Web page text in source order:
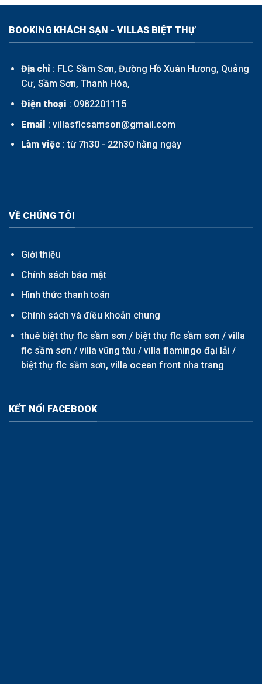
BOOKING KHÁCH SẠN - VILLAS BIỆT THỰ
Địa chỉ: FLC Sầm Sơn, Đường Hồ Xuân Hương, Quảng
Cư, Sầm Sơn, Thanh Hóa,
Điện thoại : 0982201115
Email : villasflcsamson@gmail.com
Làm việc: từ 7h30 - 22h30 hằng ngày
VỀ CHÚNG TÔI
Giới thiệu
Chính sách bảo mật
Hình thức thanh toán
Chính sách và điều khoản chung
thuê biệt thự flc sầm sơn / biệt thự flc sầm sơn / villa
flc sầm sơn / villa vũng tàu / villa flamingo đại lải /
biệt thự flc sầm sơn, villa ocean front nha trang
KẾT NỐI FACEBOOK